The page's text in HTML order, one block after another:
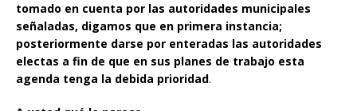
tomado en cuenta por las autoridades municipales
señaladas, digamos que en primera instancia;
posteriormente darse por enteradas las autoridades
electas a fin de que en sus planes de trabajo esta
agenda tenga la debida prioridad.